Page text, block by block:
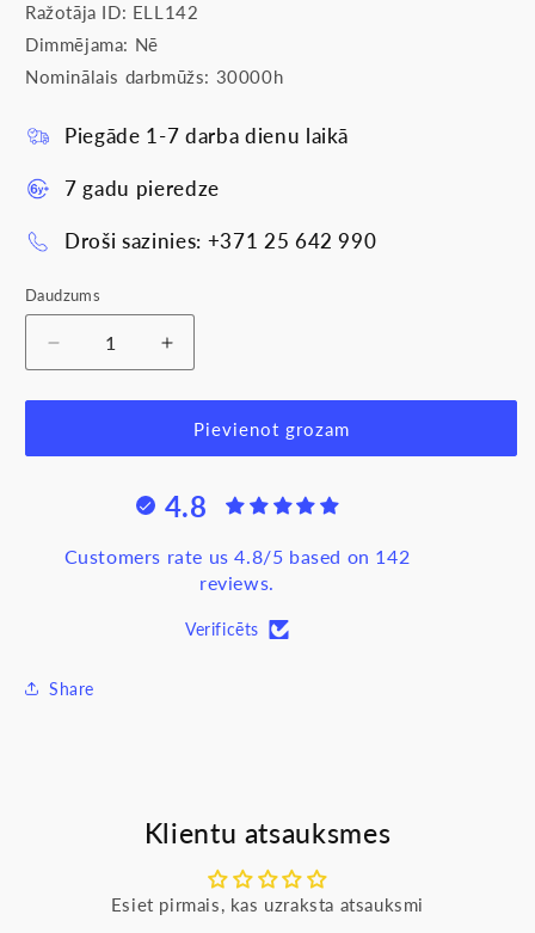
Ražotāja ID: ELL142
Dimmējama: Nē
Nominālais darbmūžs: 30000h
Piegāde 1-7 darba dienu laikā
7 gadu pieredze
Droši sazinies: +371 25 642 990
Daudzums
Samazināt
daudzumu
produktam
spuldze
580lm,
Palielināt
daudzumu
produktam
LED
spuldze
GU10,
580lm,
30000h,
240V/50Hz
Pievienot grozam
4.8
Customers rate us 4.8/5 based on 142
reviews.
Verificēts
Share
Klientu atsauksmes
Esiet pirmais, kas uzraksta atsauksmi